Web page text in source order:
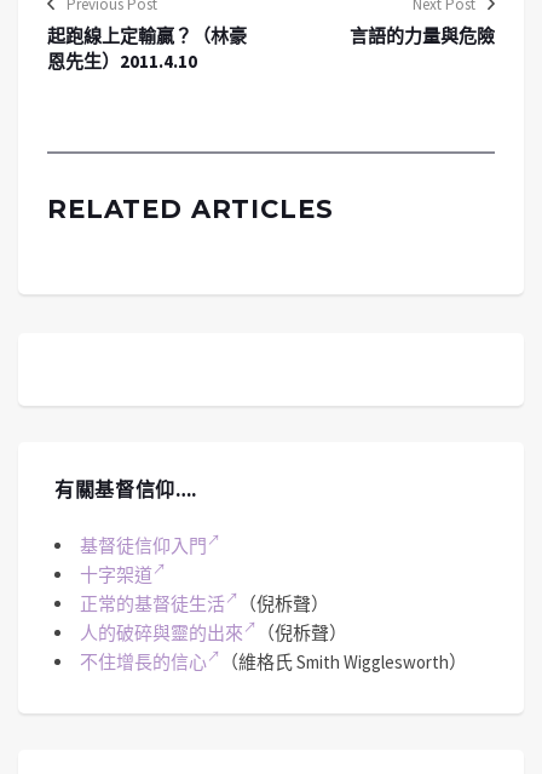
起跑線上定輸贏？（林豪
恩先生）2011.4.10
言語的力量與危險
RELATED ARTICLES
有關基督信仰….
基督徒信仰入門
十字架道
正常的基督徒生活
（倪柝聲）
人的破碎與靈的出來
（倪柝聲）
不住增長的信心
（維格氏 Smith Wigglesworth）